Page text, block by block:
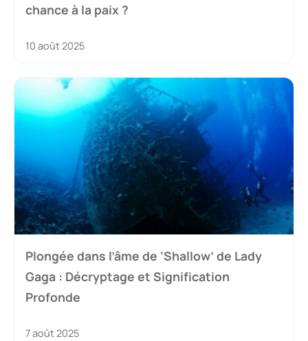
chance à la paix ?
10 août 2025
Plongée dans l’âme de ‘Shallow’ de Lady
Gaga : Décryptage et Signification
Profonde
7 août 2025